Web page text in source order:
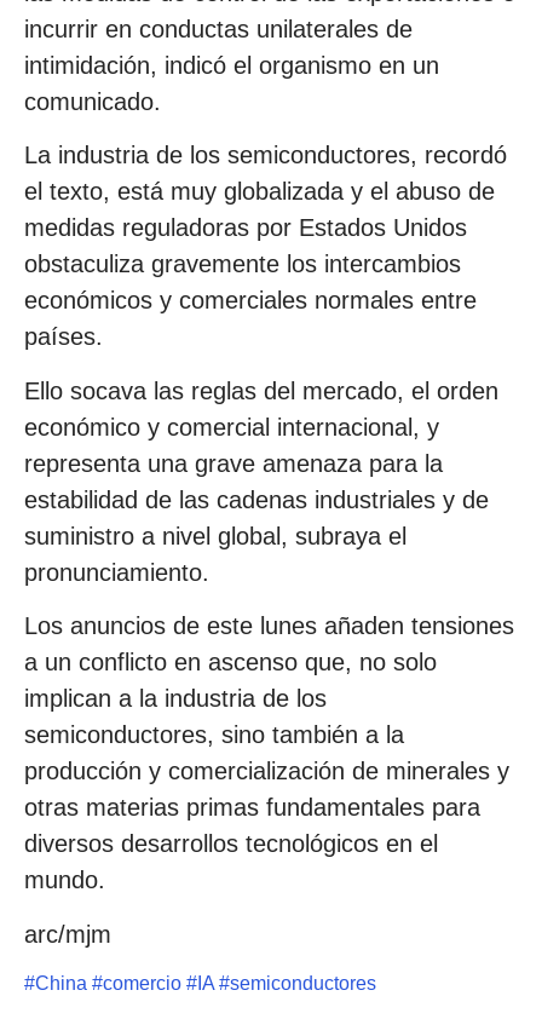
incurrir en conductas unilaterales de
intimidación, indicó el organismo en un
comunicado.
La industria de los semiconductores, recordó
el texto, está muy globalizada y el abuso de
medidas reguladoras por Estados Unidos
obstaculiza gravemente los intercambios
económicos y comerciales normales entre
países.
Ello socava las reglas del mercado, el orden
económico y comercial internacional, y
representa una grave amenaza para la
estabilidad de las cadenas industriales y de
suministro a nivel global, subraya el
pronunciamiento.
Los anuncios de este lunes añaden tensiones
a un conflicto en ascenso que, no solo
implican a la industria de los
semiconductores, sino también a la
producción y comercialización de minerales y
otras materias primas fundamentales para
diversos desarrollos tecnológicos en el
mundo.
arc/mjm
#China #comercio # IA #semiconductores